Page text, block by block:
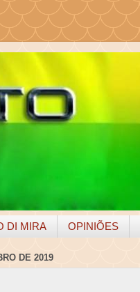
DI MIRA OPINIÕES
DE 2019